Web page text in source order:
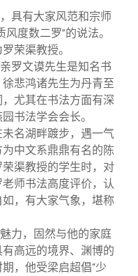
具有大家风范和宗师
风度数二罗”的说法。
荣渠教授。
罗文谟先生是知名书
悲鸿诸先生为丹青至
尤其在书法方面有深
书法学会会长。
名湖畔踱步，遇一气
中文系鼎鼎有名的陈
渠教授的学生时，对
师书法高度评价，认
，有大家气象，堪称
力，固然与他的家庭
高远的境界、渊博的
，他受梁启超倡“少